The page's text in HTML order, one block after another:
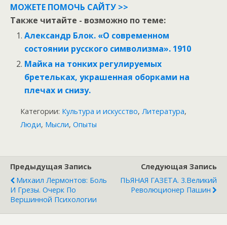
МОЖЕТЕ ПОМОЧЬ САЙТУ >>
Также читайте - возможно по теме:
Александр Блок. «О современном
состоянии русского символизма». 1910
Майка на тонких регулируемых
бретельках, украшенная оборками на
плечах и снизу.
Категории: Культура и искусство, Литература,
Люди, Мысли, Опыты
Предыдущая Запись
Михаил Лермонтов: Боль
И Грезы. Очерк По
Вершинной Психологии
Следующая Запись
ПЬЯНАЯ ГАЗЕТА. 3.Великий
Революционер Пашин